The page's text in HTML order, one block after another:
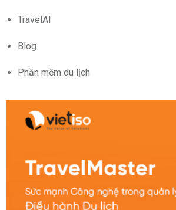
TravelAI
Blog
Phần mềm du lịch